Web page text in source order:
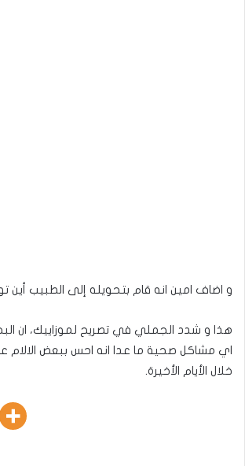
و اضاف امين انه قام بتحويله إلى الطبيب أين
هذا و شدد الجملي في تصريح لموزاييك، ان
اي مشاكل صحية ما عدا انه احس ببعض
خلال الأيام الأخيرة.